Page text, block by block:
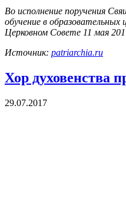
Во исполнение поручения
обучение в
Церковном Совете 11 мая
Источник: patriarchia.ru
Хор духовенства
29.07.2017